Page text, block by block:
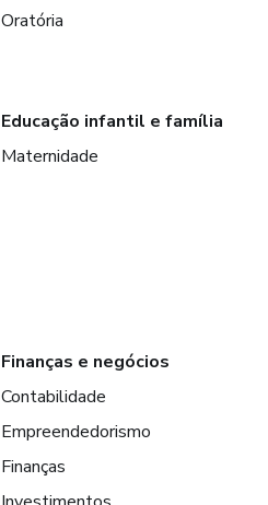
Oratória
Educação infantil e família
Maternidade
Finanças e negócios
Contabilidade
Empreendedorismo
Finanças